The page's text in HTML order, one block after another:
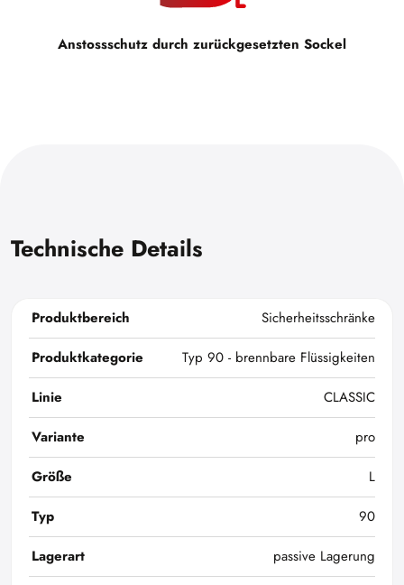
Anstossschutz durch zurückgesetzten Sockel
Technische Details
Produktbereich
Sicherheitsschränke
Produktkategorie
Typ 90 - brennbare Flüssigkeiten
Linie
CLASSIC
Variante
pro
Größe
L
Typ
90
Lagerart
passive Lagerung